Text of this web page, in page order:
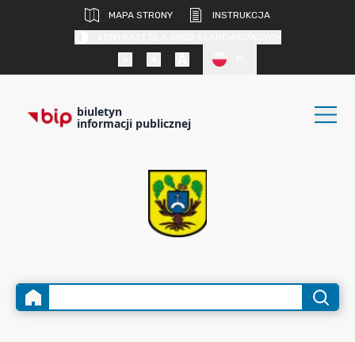
MAPA STRONY
INSTRUKCJA
biuletyn
informacji publicznej